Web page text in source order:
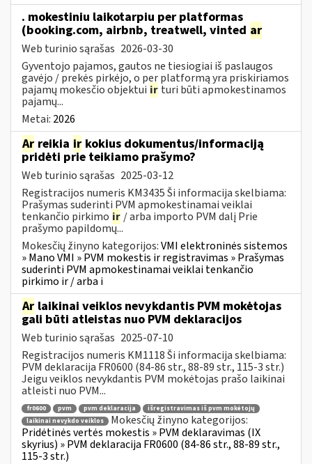
. mokestiniu laikotarpiu per platformas
(booking.com, airbnb, treatwell, vinted ar
Web turinio sąrašas 2026-03-30
Gyventojo pajamos, gautos ne tiesiogiai iš paslaugos
gavėjo / prekės pirkėjo, o per platformą yra priskiriamos
pajamų mokesčio objektui ir turi būti apmokestinamos
pajamų...
Metai: 2026
Ar reikia ir kokius dokumentus/informaciją
pridėti prie teikiamo prašymo?
Web turinio sąrašas 2025-03-12
Registracijos numeris KM3435 Ši informacija skelbiama:
Prašymas suderinti PVM apmokestinamai veiklai
tenkančio pirkimo ir / arba importo PVM dalį Prie
prašymo papildomų...
Mokesčių žinyno kategorijos:VMI elektroninės sistemos
» Mano VMI » PVM mokestis ir registravimas » Prašymas
suderinti PVM apmokestinamai veiklai tenkančio
pirkimo ir / arba i
Ar laikinai veiklos nevykdantis PVM mokėtojas
gali būti atleistas nuo PVM deklaracijos
Web turinio sąrašas 2025-07-10
Registracijos numeris KM1118 Ši informacija skelbiama:
PVM deklaracija FR0600 (84-86 str., 88-89 str., 115-3 str.)
Jeigu veiklos nevykdantis PVM mokėtojas prašo laikinai
atleisti nuo PVM...
fr0600 pvm pvm deklaracija
išregistravimas iš pvm mokėtojų
laikinai nevykdo veiklos
Mokesčių žinyno kategorijos:
Pridėtinės vertės mokestis » PVM deklaravimas (IX
skyrius) » PVM deklaracija FR0600 (84-86 str., 88-89 str.,
115-3 str.)